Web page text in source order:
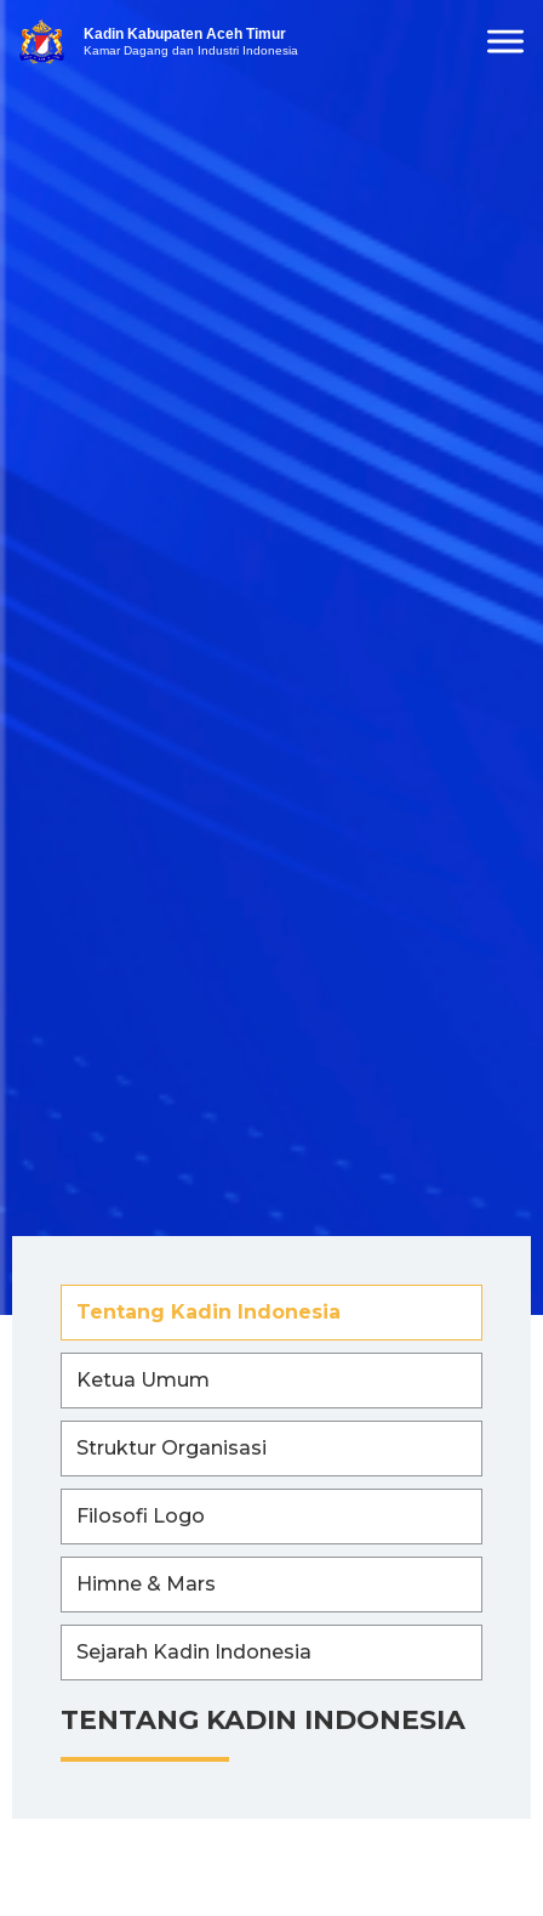
Kadin Kabupaten Aceh Timur
Kamar Dagang dan Industri Indonesia
TENTANG KADIN INDONESIA
Tentang Kadin Indonesia
Ketua Umum
Struktur Organisasi
Filosofi Logo
Himne & Mars
Sejarah Kadin Indonesia